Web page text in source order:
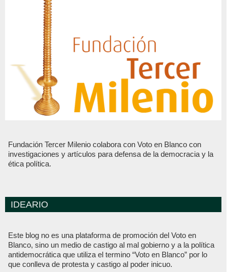
Fundación Tercer Milenio colabora con Voto en Blanco con
investigaciones y artículos para defensa de la democracia y la
ética política.
IDEARIO
Este blog no es una plataforma de promoción del Voto en
Blanco, sino un medio de castigo al mal gobierno y a la política
antidemocrática que utiliza el termino “Voto en Blanco” por lo
que conlleva de protesta y castigo al poder inicuo.